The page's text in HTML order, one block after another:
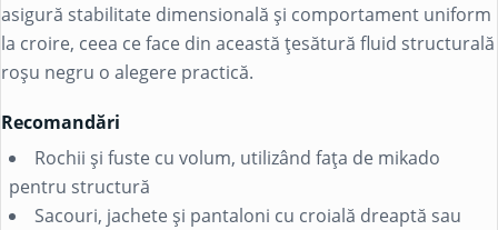
asigură stabilitate dimensională și comportament uniform
la croire, ceea ce face din această țesătură fluid structurală
roșu negru o alegere practică.
Recomandări
Rochii și fuste cu volum, utilizând fața de mikado
pentru structură
Sacouri, jachete și pantaloni cu croială dreaptă sau